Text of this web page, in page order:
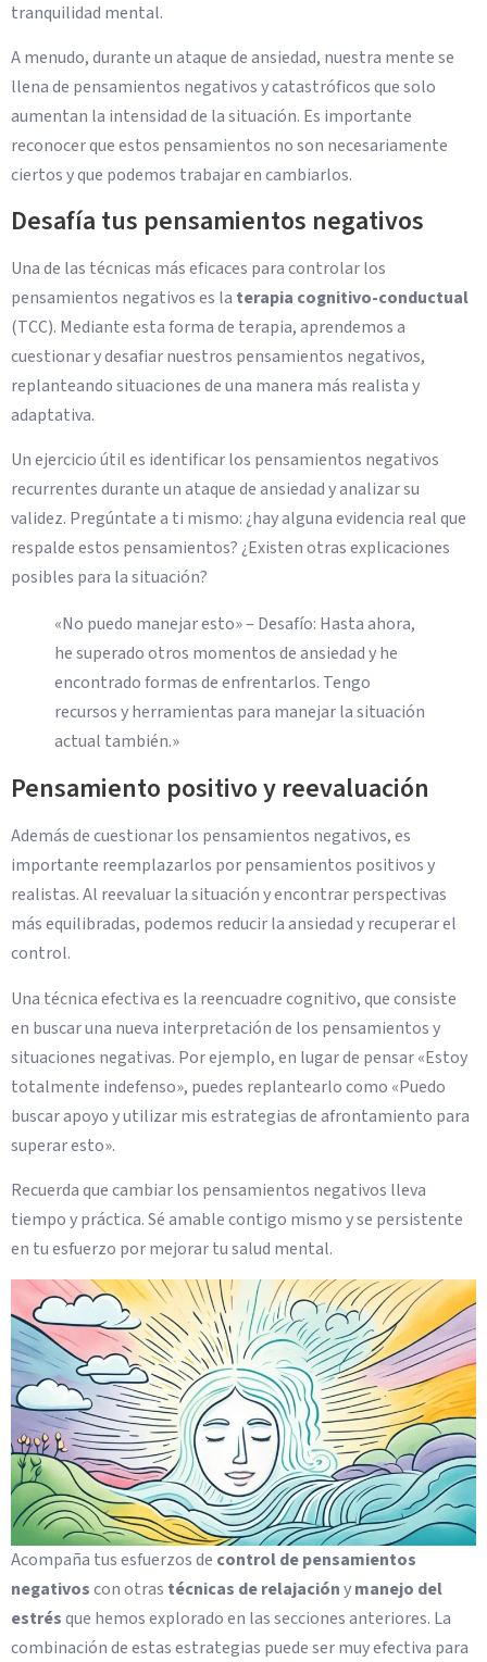
tranquilidad mental.
A menudo, durante un ataque de ansiedad, nuestra mente se
llena de pensamientos negativos y catastróficos que solo
aumentan la intensidad de la situación. Es importante
reconocer que estos pensamientos no son necesariamente
ciertos y que podemos trabajar en cambiarlos.
Desafía tus pensamientos negativos
Una de las técnicas más eficaces para controlar los
pensamientos negativos es la terapia cognitivo-conductual
(TCC). Mediante esta forma de terapia, aprendemos a
cuestionar y desafiar nuestros pensamientos negativos,
replanteando situaciones de una manera más realista y
adaptativa.
Un ejercicio útil es identificar los pensamientos negativos
recurrentes durante un ataque de ansiedad y analizar su
validez. Pregúntate a ti mismo: ¿hay alguna evidencia real que
respalde estos pensamientos? ¿Existen otras explicaciones
posibles para la situación?
«No puedo manejar esto» – Desafío: Hasta ahora,
he superado otros momentos de ansiedad y he
encontrado formas de enfrentarlos. Tengo
recursos y herramientas para manejar la situación
actual también.»
Pensamiento positivo y reevaluación
Además de cuestionar los pensamientos negativos, es
importante reemplazarlos por pensamientos positivos y
realistas. Al reevaluar la situación y encontrar perspectivas
más equilibradas, podemos reducir la ansiedad y recuperar el
control.
Una técnica efectiva es la reencuadre cognitivo, que consiste
en buscar una nueva interpretación de los pensamientos y
situaciones negativas. Por ejemplo, en lugar de pensar «Estoy
totalmente indefenso», puedes replantearlo como «Puedo
buscar apoyo y utilizar mis estrategias de afrontamiento para
superar esto».
Recuerda que cambiar los pensamientos negativos lleva
tiempo y práctica. Sé amable contigo mismo y se persistente
en tu esfuerzo por mejorar tu salud mental.
Acompaña tus esfuerzos de control de pensamientos
negativoscon otras técnicas de relajaciónymanejo del
estrésque hemos explorado en las secciones anteriores. La
combinación de estas estrategias puede ser muy efectiva para